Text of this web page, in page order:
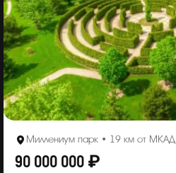
Миллениум парк • 19 км от МКАД
90 000 000 ₽